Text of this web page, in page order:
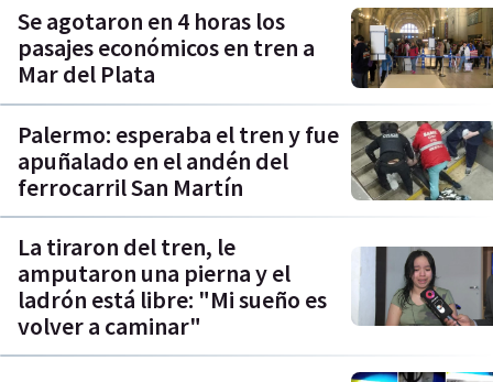
Se agotaron en 4 horas los
pasajes económicos en tren a
Mar del Plata
Palermo: esperaba el tren y fue
apuñalado en el andén del
ferrocarril San Martín
La tiraron del tren, le
amputaron una pierna y el
ladrón está libre: "Mi sueño es
volver a caminar"